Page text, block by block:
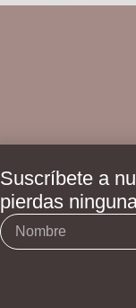
Suscríbete a
pierdas
Nombre